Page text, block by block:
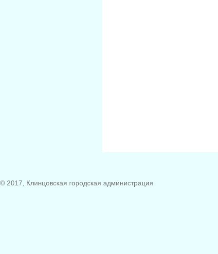
© 2017, Клинцовская городская администрация